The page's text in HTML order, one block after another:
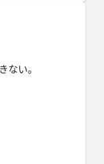
ない。